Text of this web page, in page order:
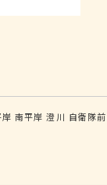
岸 南平岸 澄川 自衛隊前